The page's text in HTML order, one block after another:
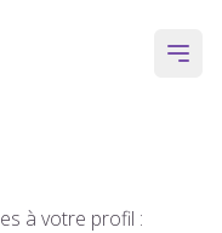
à votre profil :